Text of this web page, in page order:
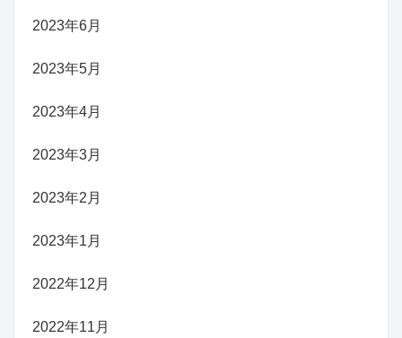
2023年6月
2023年5月
2023年4月
2023年3月
2023年2月
2023年1月
2022年12月
2022年11月